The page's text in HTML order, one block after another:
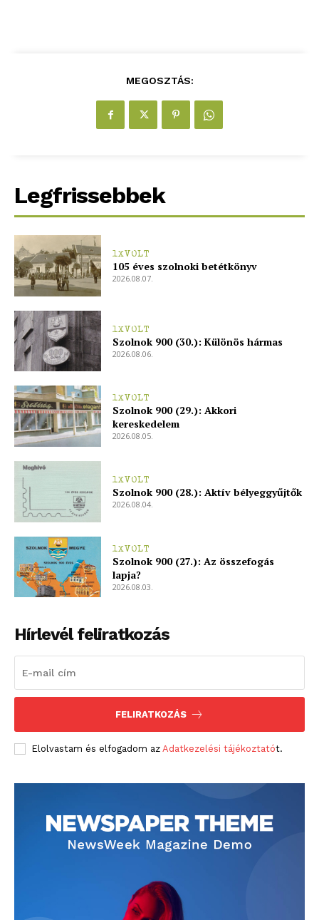
ELŐFIZETÉS
Hasznos
Előfizetés
Kapcsolat
Adatkezelési tájékoztató
Hirdetés
MEGOSZTÁS:
Legfrissebbek
1XVOLT
105 éves szolnoki betétkönyv
2026.08.07.
1XVOLT
Szolnok 900 (30.): Különös hármas
2026.08.06.
1XVOLT
Szolnok 900 (29.): Akkori
kereskedelem
2026.08.05.
1XVOLT
Szolnok 900 (28.): Aktív bélyeggyűjtők
2026.08.04.
1XVOLT
Szolnok 900 (27.): Az összefogás
lapja?
2026.08.03.
Hírlevél feliratkozás
FELIRATKOZÁS
Elolvastam és elfogadom az Adatkezelési tájékoztatót.